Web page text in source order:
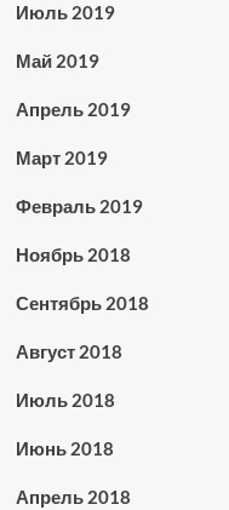
Июль 2019
Май 2019
Апрель 2019
Март 2019
Февраль 2019
Ноябрь 2018
Сентябрь 2018
Август 2018
Июль 2018
Июнь 2018
Апрель 2018